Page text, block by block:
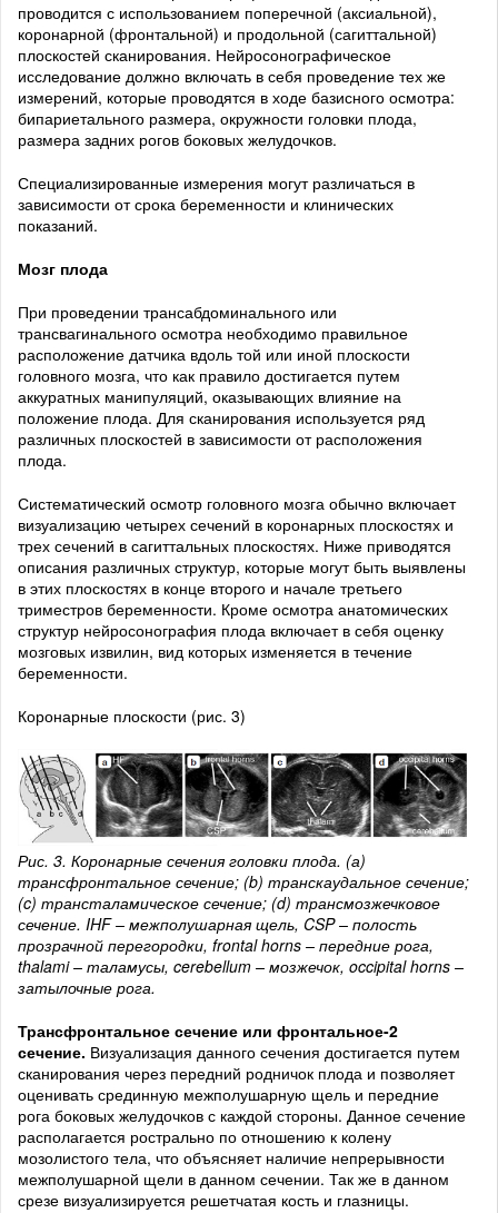
проводится с использованием поперечной (аксиальной),
коронарной (фронтальной) и продольной (сагиттальной)
плоскостей сканирования. Нейросонографическое
исследование должно включать в себя проведение тех же
измерений, которые проводятся в ходе базисного осмотра:
бипариетального размера, окружности головки плода,
размера задних рогов боковых желудочков.
Специализированные измерения могут различаться в
зависимости от срока беременности и клинических
показаний.
Мозг плода
При проведении трансабдоминального или
трансвагинального осмотра необходимо правильное
расположение датчика вдоль той или иной плоскости
головного мозга, что как правило достигается путем
аккуратных манипуляций, оказывающих влияние на
положение плода. Для сканирования используется ряд
различных плоскостей в зависимости от расположения
плода.
Систематический осмотр головного мозга обычно включает
визуализацию четырех сечений в коронарных плоскостях и
трех сечений в сагиттальных плоскостях. Ниже приводятся
описания различных структур, которые могут быть выявлены
в этих плоскостях в конце второго и начале третьего
триместров беременности. Кроме осмотра анатомических
структур нейросонография плода включает в себя оценку
мозговых извилин, вид которых изменяется в течение
беременности.
Коронарные плоскости (рис. 3)
Рис. 3. Коронарные сечения головки плода. (а)
трансфронтальное сечение; (b) транскаудальное сечение;
(c) трансталамическое сечение; (d) трансмозжечковое
сечение. IHF – межполушарная щель, CSP – полость
прозрачной перегородки, frontal horns – передние рога,
thalami – таламусы, cerebellum – мозжечок, occipital horns –
затылочные рога.
Трансфронтальное сечение или фронтальное-2
сечение. Визуализация данного сечения достигается путем
сканирования через передний родничок плода и позволяет
оценивать срединную межполушарную щель и передние
рога боковых желудочков с каждой стороны. Данное сечение
располагается рострально по отношению к колену
мозолистого тела, что объясняет наличие непрерывности
межполушарной щели в данном сечении. Так же в данном
срезе визуализируется решетчатая кость и глазницы.